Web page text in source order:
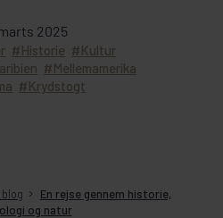
2025
Historie
Kultur
Mellemamerika
Krydstogt
En rejse gennem historie,
og natur